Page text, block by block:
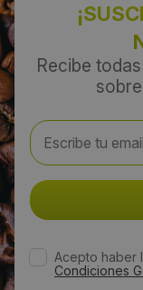
http://
Horario de contacto:
Comercial
Visitas a producto:
Recibe
Acepto haber
Condiciones